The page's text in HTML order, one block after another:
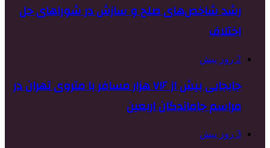
رشد شاخص‌های صلح و سازش در شوراهای حل
اختلاف
2 روز پیش
جابجایی بیش از ۷۱۶ هزار مسافر با متروی تهران در
مراسم جاماندگان اربعین
3 روز پیش